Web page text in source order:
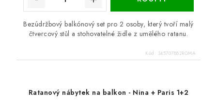
Bezúdržbový balkónový set pro 2 osoby, který tvoří malý
čtvercový stůl a stohovatelné židle z umělého ratanu.
Kód: 345707882ROMA
Ratanový nábytek na balkon - Nina + Paris 1+2